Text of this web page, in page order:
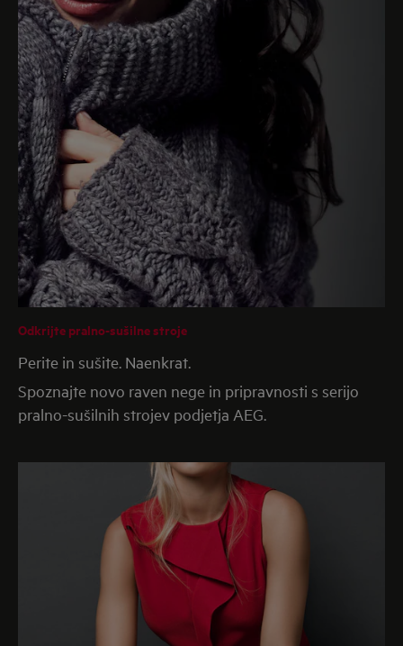
Odkrijte pralno-sušilne stroje
Perite in sušite. Naenkrat.
Spoznajte novo raven nege in pripravnosti s serijo
pralno-sušilnih strojev podjetja AEG.